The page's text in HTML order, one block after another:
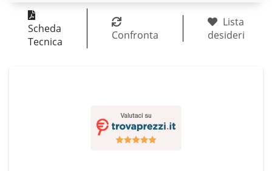
Scheda
Tecnica
Confronta
Lista
desideri